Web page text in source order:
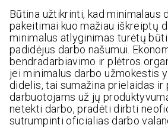
Būtina užtikrinti, kad minimalaus
pakeitimai kuo mažiau iškreiptų
minimalus atlyginimas turėtų
padidėjus darbo našumui.
bendradarbiavimo ir plėtros
jei minimalus darbo užmokestis
didelis, tai sumažina prielaidas ir
darbuotojams už jų
netekti darbo, pradėti dirbti
sutrumpinti oficialias darbo